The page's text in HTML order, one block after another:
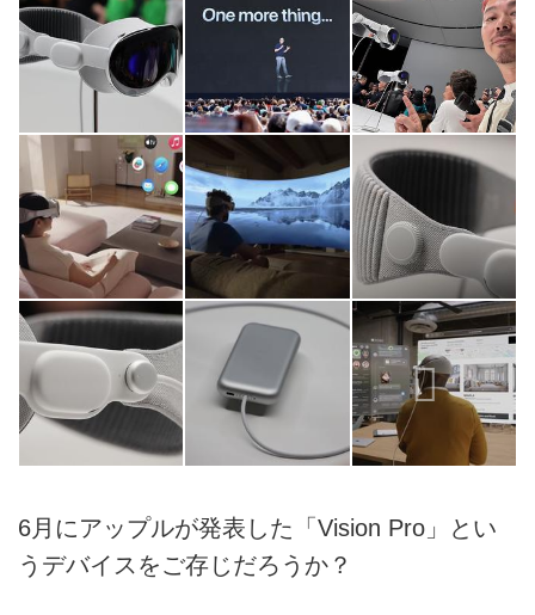
6月にアップルが発表した「Vision Pro」とい
うデバイスをご存じだろうか？